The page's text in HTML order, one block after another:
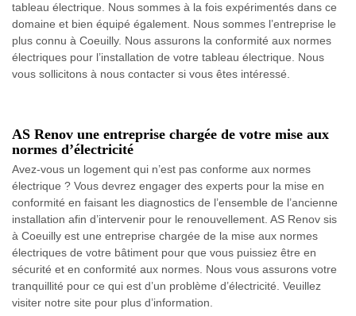
tableau électrique. Nous sommes à la fois expérimentés dans ce
domaine et bien équipé également. Nous sommes l’entreprise le
plus connu à Coeuilly. Nous assurons la conformité aux normes
électriques pour l’installation de votre tableau électrique. Nous
vous sollicitons à nous contacter si vous êtes intéressé.
AS Renov une entreprise chargée de votre mise aux
normes d’électricité
Avez-vous un logement qui n’est pas conforme aux normes
électrique ? Vous devrez engager des experts pour la mise en
conformité en faisant les diagnostics de l’ensemble de l’ancienne
installation afin d’intervenir pour le renouvellement. AS Renov sis
à Coeuilly est une entreprise chargée de la mise aux normes
électriques de votre bâtiment pour que vous puissiez être en
sécurité et en conformité aux normes. Nous vous assurons votre
tranquillité pour ce qui est d’un problème d’électricité. Veuillez
visiter notre site pour plus d’information.